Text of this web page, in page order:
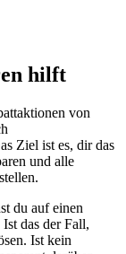
hilft
von
Ziel ist es, dir das
und alle
du auf einen
das der Fall,
Ist kein